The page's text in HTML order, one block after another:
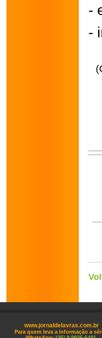
-
-
www.jornaldelavras.com.br
Para quem leva a informação a